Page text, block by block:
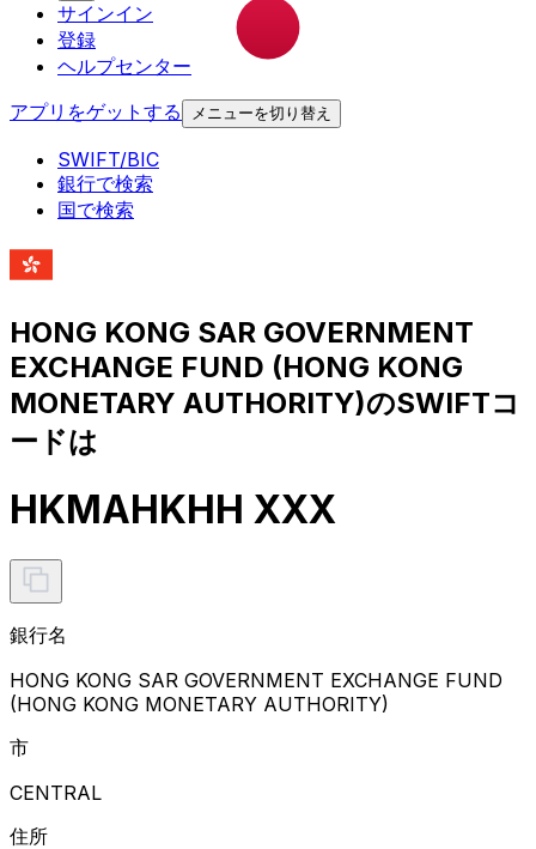
サインイン
登録
ヘルプセンター
アプリをゲットする
メニューを切り替え
SWIFT/BIC
銀行で検索
国で検索
HONG KONG SAR GOVERNMENT
EXCHANGE FUND (HONG KONG
MONETARY AUTHORITY)のSWIFTコ
ードは
HKMAHKHH XXX
銀行名
HONG KONG SAR GOVERNMENT EXCHANGE FUND
(HONG KONG MONETARY AUTHORITY)
市
CENTRAL
住所